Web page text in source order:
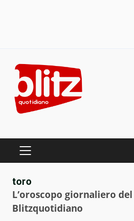
content
PRIMARY
toro
L’oroscopo giornaliero
Blitzquotidiano